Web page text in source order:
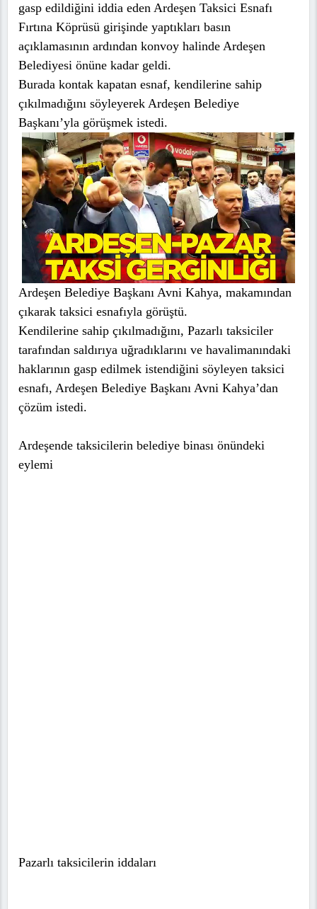
gasp edildiğini iddia eden Ardeşen Taksici Esnafı
Fırtına Köprüsü girişinde yaptıkları basın
açıklamasının ardından konvoy halinde Ardeşen
Belediyesi önüne kadar geldi.
Burada kontak kapatan esnaf, kendilerine sahip
çıkılmadığını söyleyerek Ardeşen Belediye
Başkanı’yla görüşmek istedi.
Ardeşen Belediye Başkanı Avni Kahya, makamından
çıkarak taksici esnafıyla görüştü.
Kendilerine sahip çıkılmadığını, Pazarlı taksiciler
tarafından saldırıya uğradıklarını ve havalimanındaki
haklarının gasp edilmek istendiğini söyleyen taksici
esnafı, Ardeşen Belediye Başkanı Avni Kahya’dan
çözüm istedi.
Ardeşende taksicilerin belediye binası önündeki
eylemi
Pazarlı taksicilerin iddaları